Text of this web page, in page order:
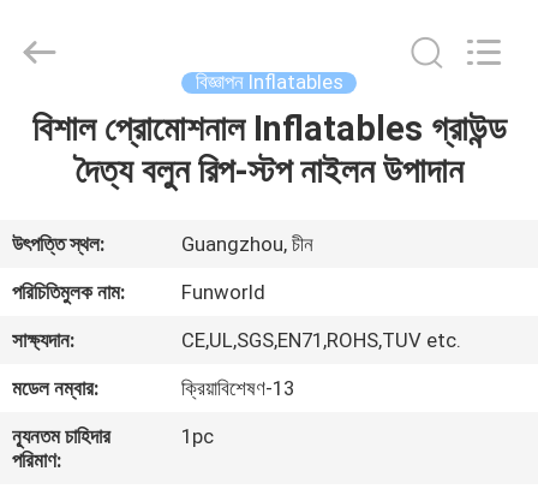
বাড়ি
ভিডিও
আমাদের
সম্পর্কে
Limited.
বিজ্ঞাপন Inflatables
বিশাল প্রোমোশনাল Inflatables গ্রাউন্ড
দৈত্য বলুন রিপ-স্টপ নাইলন উপাদান
উৎপত্তি স্থল:
Guangzhou, চীন
পরিচিতিমুলক নাম:
Funworld
সাক্ষ্যদান:
CE,UL,SGS,EN71,ROHS,TUV etc.
মডেল নম্বার:
ক্রিয়াবিশেষণ-13
ন্যূনতম চাহিদার
পরিমাণ:
1pc